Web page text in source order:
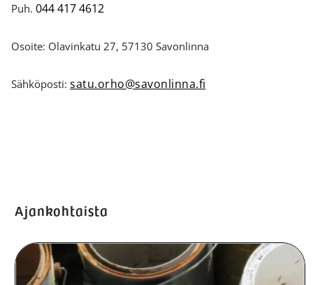
Puh. 044 417 4612
Osoite: Olavinkatu 27, 57130 Savonlinna
Sähköposti: satu.orho@savonlinna.fi
Ajankohtaista